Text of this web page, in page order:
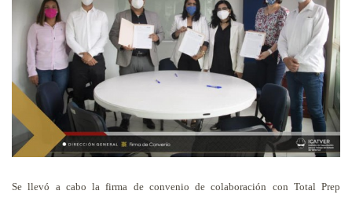
Se llevó a cabo la firma de convenio de colaboración con Total Prep